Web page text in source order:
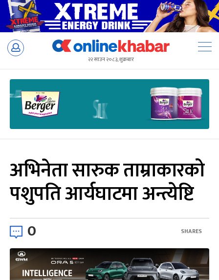
Skip
२२ साउन २०८३, शुक्रबार
अभिनेता सारुक ताम्राकारको
पशुपति आर्यघाटमा अन्त्येष्टि
0 SHARES